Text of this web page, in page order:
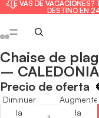
¿TE VAS DE VACACIONES?
DESTINO EN
¿TE VAS DE VACACIONES?
DESTINO EN
Ouvrir
l'image
en
plein
écran
Ouvrir
l'image
en
plein
écran
Ouvrir
l'image
en
plein
écran
Ouvrir
l'image
en
plein
écran
Ouvrir
l'image
en
plein
écran
Ouvrir
l'image
en
plein
écran
Chaise de
– CALEDONIA
Precio de oferta
Diminuer
la
Augmenter
la